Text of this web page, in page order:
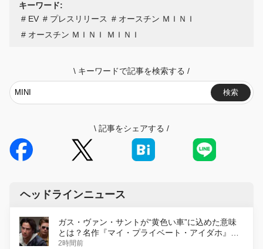
キーワード:
EV
プレスリリース
オースチン ＭＩＮＩ
オースチン ＭＩＮＩ ＭＩＮＩ
\ キーワードで記事を検索する /
検索
\ 記事をシェアする /
ヘッドラインニュース
ガス・ヴァン・サントが“黄色い車”に込めた意味
とは？名作『マイ・プライベート・アイダホ』が
初のデジタルリマスター版で復活
2時間前